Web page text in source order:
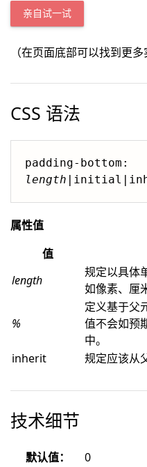
亲自试一试
（在页面底部可以找到更多
CSS 语法
length
属性值
值
length
规定以具体
如像素、厘
%
定义基于父
值不会如预
中。
inherit
规定应该从
技术细节
默认值：
0